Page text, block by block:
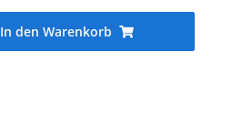
In den Warenkorb